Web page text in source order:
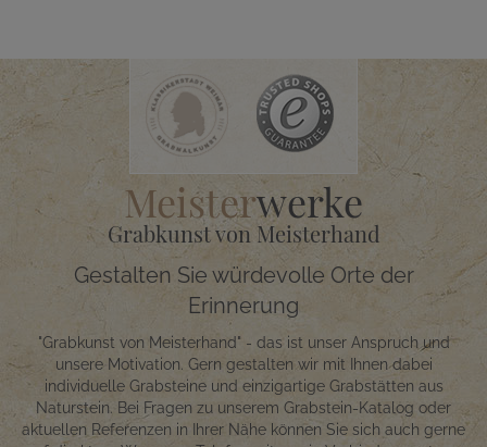
Meisterwerke
Grabkunst von Meisterhand
Gestalten Sie würdevolle Orte der
Erinnerung
"Grabkunst von Meisterhand" - das ist unser Anspruch und
unsere Motivation. Gern gestalten wir mit Ihnen dabei
individuelle Grabsteine und einzigartige Grabstätten aus
Naturstein. Bei Fragen zu unserem Grabstein-Katalog oder
aktuellen Referenzen in Ihrer Nähe können Sie sich auch gerne